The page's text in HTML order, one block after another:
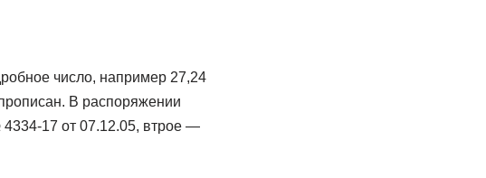
число, например 27,24
В распоряжении
17 от 07.12.05, втрое —